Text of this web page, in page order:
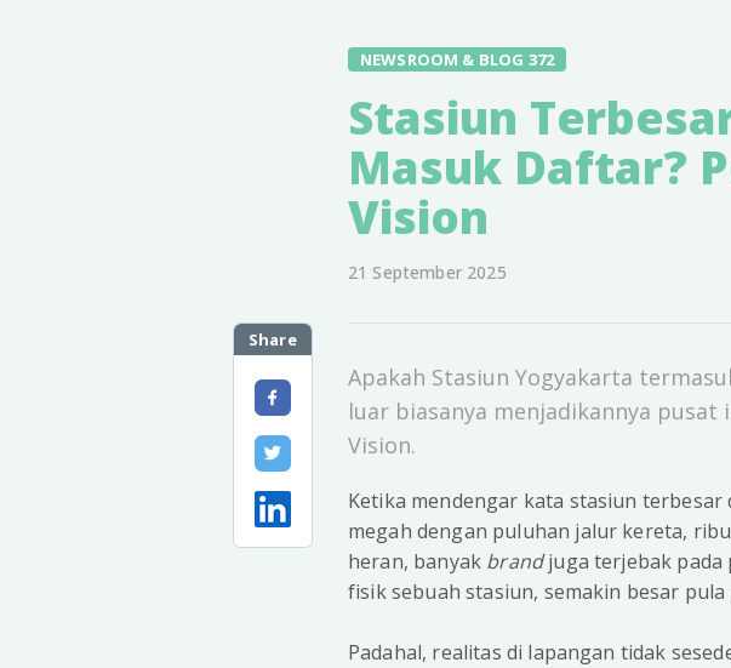
NEWSROOM & BLOG 372
Stasiun
Masuk Daftar?
Vision
21 September 2025
Share
Apakah Stasiun Yogyakarta
luar biasanya menjadikannya
Vision.
Ketika mendengar kata stasiun
megah dengan puluhan jalur kereta,
heran, banyak brandjuga terjebak
fisik sebuah stasiun, semakin besar
Padahal, realitas di lapangan tidak